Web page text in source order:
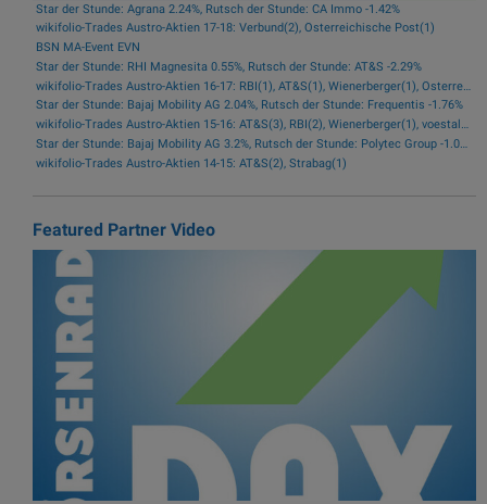
Star der Stunde: Agrana 2.24%, Rutsch der Stunde: CA Immo -1.42%
wikifolio-Trades Austro-Aktien 17-18: Verbund(2), Österreichische Post(1)
BSN MA-Event EVN
Star der Stunde: RHI Magnesita 0.55%, Rutsch der Stunde: AT&S -2.29%
wikifolio-Trades Austro-Aktien 16-17: RBI(1), AT&S(1), Wienerberger(1), Österreichische Post(1)
Star der Stunde: Bajaj Mobility AG 2.04%, Rutsch der Stunde: Frequentis -1.76%
wikifolio-Trades Austro-Aktien 15-16: AT&S(3), RBI(2), Wienerberger(1), voestalpine(1), Kontron(1), Bawag(1)
Star der Stunde: Bajaj Mobility AG 3.2%, Rutsch der Stunde: Polytec Group -1.01%
wikifolio-Trades Austro-Aktien 14-15: AT&S(2), Strabag(1)
Featured Partner Video